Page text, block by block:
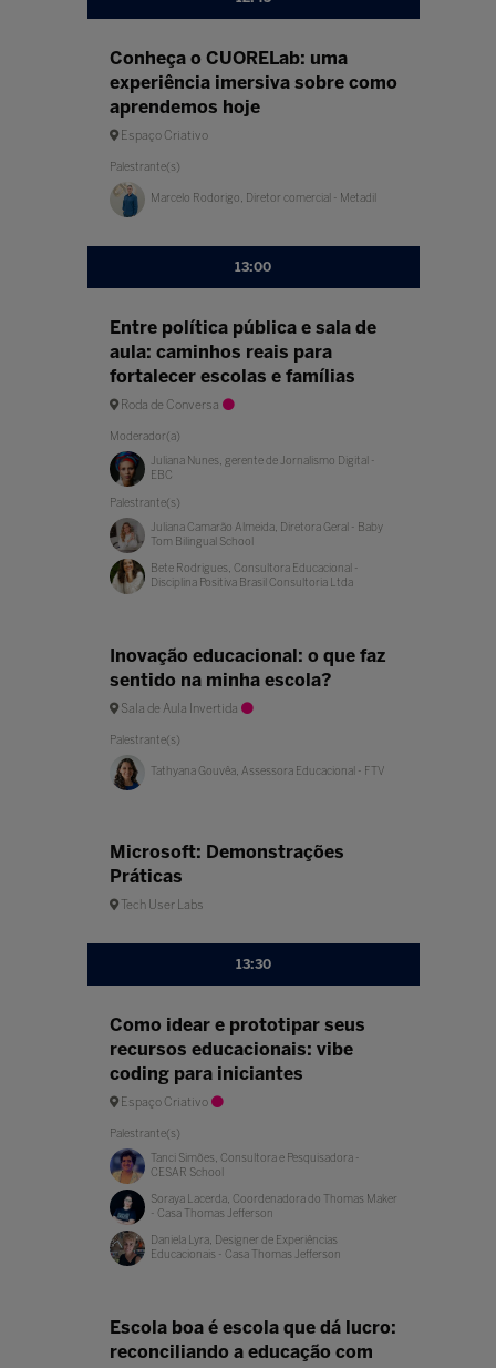
Conheça o CUORELab: uma
experiência imersiva sobre como
aprendemos hoje
Espaço Criativo
Palestrante(s)
Marcelo Rodorigo, Diretor comercial - Metadil
13:00
Entre política pública e sala de
aula: caminhos reais para
fortalecer escolas e famílias
Roda de Conversa
Moderador(a)
Juliana Nunes, gerente de Jornalismo Digital -
EBC
Palestrante(s)
Juliana Camarão Almeida, Diretora Geral - Baby
Tom Bilingual School
Bete Rodrigues, Consultora Educacional -
Disciplina Positiva Brasil Consultoria Ltda
Inovação educacional: o que faz
sentido na minha escola?
Sala de Aula Invertida
Palestrante(s)
Tathyana Gouvêa, Assessora Educacional - FTV
Microsoft: Demonstrações
Práticas
Tech User Labs
13:30
Como idear e prototipar seus
recursos educacionais: vibe
coding para iniciantes
Espaço Criativo
Palestrante(s)
Tanci Simões, Consultora e Pesquisadora -
CESAR School
Soraya Lacerda, Coordenadora do Thomas Maker
- Casa Thomas Jefferson
Daniela Lyra, Designer de Experiências
Educacionais - Casa Thomas Jefferson
Escola boa é escola que dá lucro:
reconciliando a educação com